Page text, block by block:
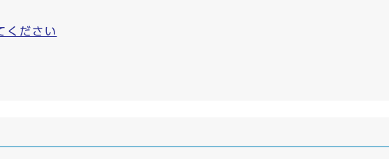
ください